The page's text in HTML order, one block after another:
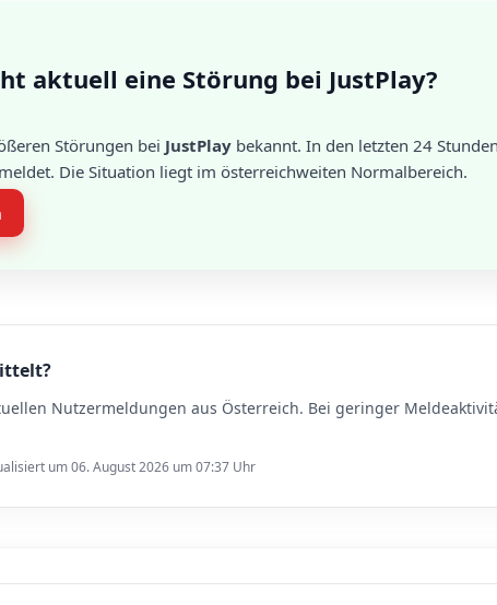
aktuell eine Störung bei JustPlay?
Störungen bei JustPlay bekannt. In den letzten 24
Die Situation liegt im österreichweiten Normalbereich.
Nutzermeldungen aus Österreich. Bei geringer
um 06. August 2026 um 07:37 Uhr